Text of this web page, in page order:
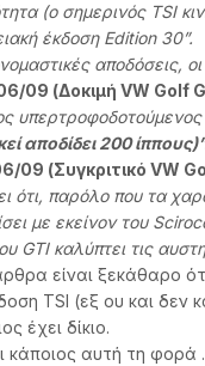
(ο σημερινός TSI
έκδοση Edition 30”.
αποδόσεις,
09 (Δοκιμή VW Golf
αποδίδει 200
09 (Συγκριτικό VW
ότι, παρόλο που τα
με εκείνον του
GTI καλύπτει τις
είναι ξεκάθαρο
TSI (εξ ου και δεν
έχει δίκιο.
κάποιος αυτή τη φορά